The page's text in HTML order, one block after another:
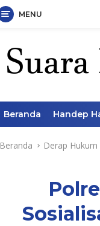
MENU
Beranda Handep
Beranda Derap Hukum